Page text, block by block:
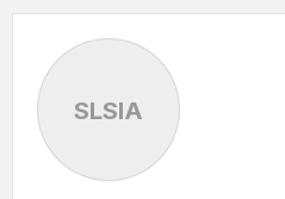
SLSIA